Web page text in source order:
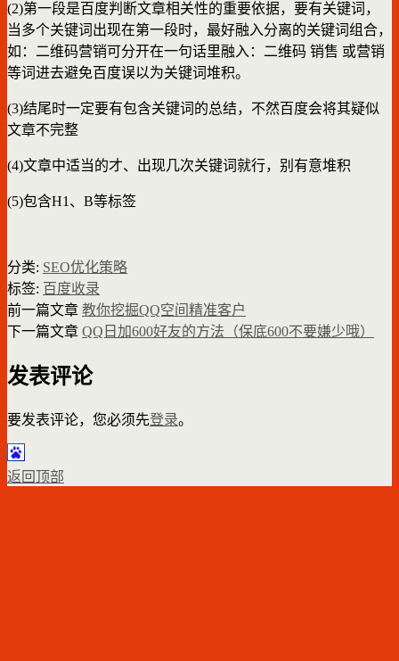
(2)第一段是百度判断文章相关性的重要依据，要有关键词，
当多个关键词出现在第一段时，最好融入分离的关键词组合，
如：二维码营销可分开在一句话里融入：二维码 销售 或营销
等词进去避免百度误以为关键词堆积。
(3)结尾时一定要有包含关键词的总结，不然百度会将其疑似
文章不完整
(4)文章中适当的才、出现几次关键词就行，别有意堆积
(5)包含H1、B等标签
分类: SEO优化策略
标签: 百度收录
前一篇文章 教你挖掘QQ空间精准客户
下一篇文章 QQ日加600好友的方法（保底600不要嫌少哦）
发表评论
要发表评论，您必须先登录。
返回顶部